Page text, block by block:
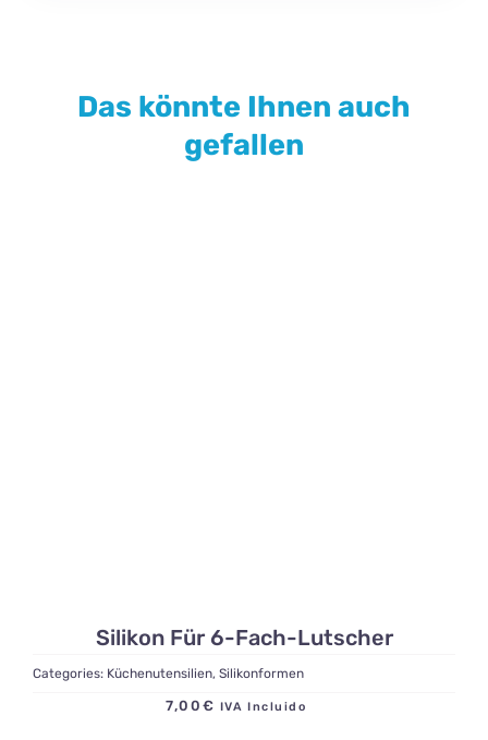
Das könnte Ihnen auch
gefallen
Silikon Für 6-Fach-Lutscher
Categories: Küchenutensilien, Silikonformen
7,00 € IVA Incluido